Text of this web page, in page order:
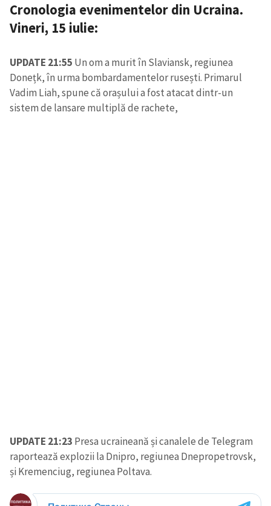
Cronologia evenimentelor din Ucraina.
Vineri, 15 iulie:
UPDATE 21:55 Un om a murit în Slaviansk, regiunea
Donețk, în urma bombardamentelor rusești. Primarul
Vadim Liah, spune că orașului a fost atacat dintr-un
sistem de lansare multiplă de rachete,
UPDATE 21:23 Presa ucraineană și canalele de Telegram
raportează explozii la Dnipro, regiunea Dnepropetrovsk,
și Kremenciug, regiunea Poltava.